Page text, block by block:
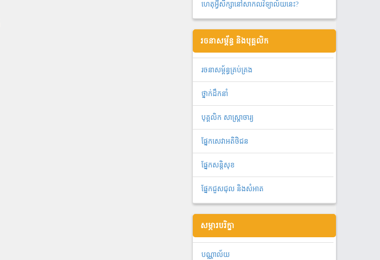
ហេតុអ្វីសិក្សានៅសាកលវិទ្យាល័យនេះ?
រចនាសម្ព័ន្ធ និងបុគ្គលិក
រចនាសម្ព័ន្ធគ្រប់គ្រង
ថ្នាក់ដឹកនាំ
បុគ្គលិក សាស្ត្រាចារ្យ
ផ្នែកសេវាអតិថិជន
ផ្នែកសន្តិសុខ
ផ្នែកជួសជុល និងសំអាត
សម្ភារបរិក្ខា
បណ្ណាល័យ